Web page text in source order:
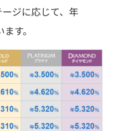
ジに応じて、年
す。